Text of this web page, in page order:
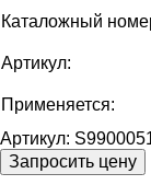
Каталожный
Артикул:
Применяется:
Артикул:
Запросить цену